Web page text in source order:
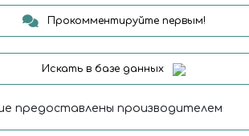
Прокомментируйте первым!
Искать в базе данных
предоставлены производителем